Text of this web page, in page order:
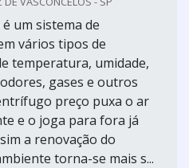
um sistema de
vários tipos de
temperatura, umidade,
gases e outros
preço puxa o ar
e o joga para fora já
a renovação do
torna-se mais s...